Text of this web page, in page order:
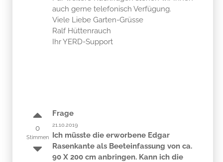
auch gerne telefonisch Verfügung.
Viele Liebe Garten-Grüsse
Ralf Hüttenrauch
Ihr YERD-Support
0
Stimmen
Frage
21.10.2019
Ich müsste die erworbene Edgar
Rasenkante als Beeteinfassung von ca.
90 X 200 cm anbringen. Kann ich die